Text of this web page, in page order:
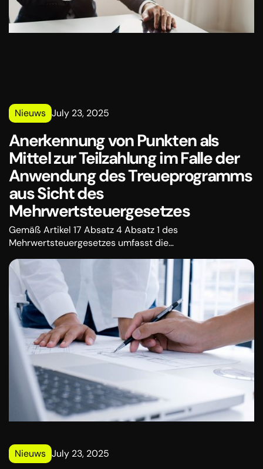
Nieuws July 23, 2025
Anerkennung von Punkten als
Mittel zur Teilzahlung im Falle der
Anwendung des Treueprogramms
aus Sicht des
Mehrwertsteuergesetzes
Gemäß Artikel 17 Absatz 4 Absatz 1 des
Mehrwertsteuergesetzes umfasst die
Preisnachlässe, die dem Empfänger von Waren oder
Dienstleistungen zum Zeitpunkt des Umsatzes von
Waren oder Dienstleistungen gewährt werden.
Nieuws July 23, 2025